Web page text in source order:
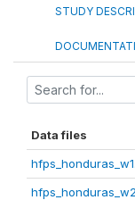
STUDY
Data files